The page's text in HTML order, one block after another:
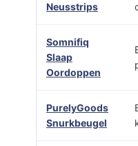
Neusstrips
Somnifiq
Slaap
Oordoppen
PurelyGoods
Snurkbeugel